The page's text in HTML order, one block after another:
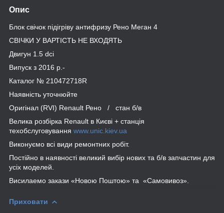
Опис
Блок свічок підігріву антифризу Рено Меган 4
СВІЧКИ У ВАРТІСТЬ НЕ ВХОДЯТЬ
Двигун 1.5 dсi
Випуск з 2016 р.-
Каталог № 210472718R
Наявність уточнюйте
Оригінал (RVI) Renault Рено / стан б/в
Велика розбірка Renault в Києві + станція
техобслуговування www.unic.kiev.ua
Виконуємо всі види ремонтних робіт.
Постійно в наявності великий вибір нових та б/в запчастин для
усіх моделей.
Висилаемо закази «Новою Поштою» та «Самовивоз».
Приховати